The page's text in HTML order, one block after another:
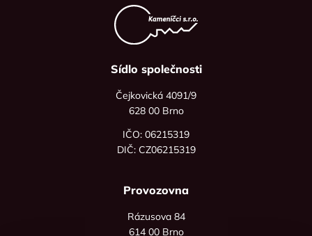
Sídlo společnosti
Čejkovická 4091/9
628 00 Brno
IČO: 06215319
DIČ: CZ06215319
Provozovna
Rázusova 84
614 00 Brno